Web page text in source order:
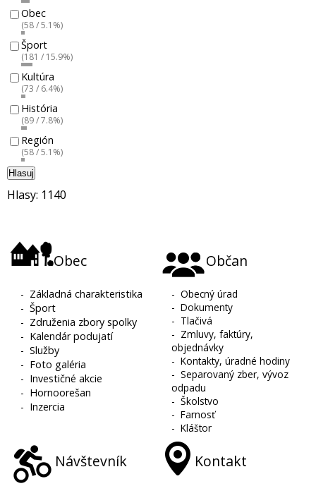
Obec
(58 / 5.1%)
Šport
(181 / 15.9%)
Kultúra
(73 / 6.4%)
História
(89 / 7.8%)
Región
(58 / 5.1%)
Hlasuj
Hlasy: 1140
Obec
- Základná charakteristika
-Šport
- Združenia zbory spolky
- Kalendár podujatí
-Služby
- Foto galéria
- Investičné akcie
- Hornoorešan
- Inzercia
Občan
-Obecný úrad
-Dokumenty
- Tlačivá
- Zmluvy, faktúry,
objednávky
-Kontakty, úradné hodiny
-Separovaný zber, vývoz
odpadu
-Školstvo
-Farnosť
-Kláštor
Návštevník Kontakt